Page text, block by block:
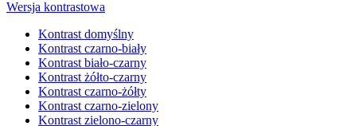
Wersja kontrastowa
Kontrast domyślny
Kontrast czarno-biały
Kontrast biało-czarny
Kontrast żółto-czarny
Kontrast czarno-żółty
Kontrast czarno-zielony
Kontrast zielono-czarny